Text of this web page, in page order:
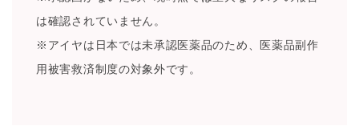
は確認されていません。
※アイヤは日本では未承認医薬品のため、医薬品副作
用被害救済制度の対象外です。